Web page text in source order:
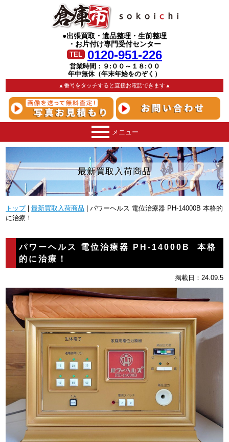
●出張買取・遺品整理・生前整理
・お片付け専門受付センター
TEL 0120-951-226
営業時間：９:００～１８:００
年中無休（年末年始をのぞく）
▲番号をタッチすると直接お電話できます▲
メニュー
最新買取入荷商品
トップ 最新買取入荷商品
パワーヘルス 電位治療器 PH-14000B 本格的
に治療！
パワーヘルス 電位治療器 PH-14000B 本格
的に治療！
掲載日：24.09.5